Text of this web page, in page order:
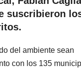
suscribieron
del ambiente sean
con los 135